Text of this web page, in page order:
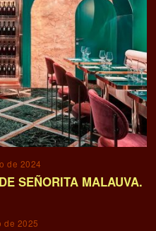
de 2024
SEÑORITA MALAUVA.
de 2025